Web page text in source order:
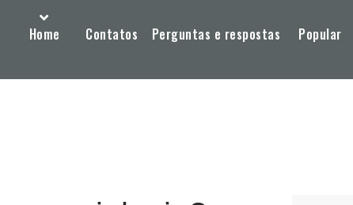
Home Contatos Perguntas e respostas Popular